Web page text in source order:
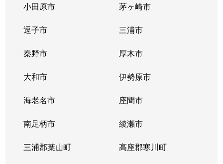
小田原市 茅ヶ崎市
逗子市 三浦市
秦野市 厚木市
大和市 伊勢原市
海老名市 座間市
南足柄市 綾瀬市
三浦郡葉山町 高座郡寒川町